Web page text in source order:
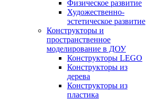
Физическое развитие
Художественно-
эстетическое развитие
Конструкторы и
пространственное
моделирование в ДОУ
Конструкторы LEGO
Конструкторы из
дерева
Конструкторы из
пластика